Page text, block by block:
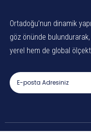
Ortadoğu’nun dinamik
göz önünde
yerel hem de global